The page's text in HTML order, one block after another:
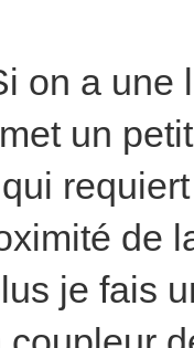
on a une
un
de
je fais